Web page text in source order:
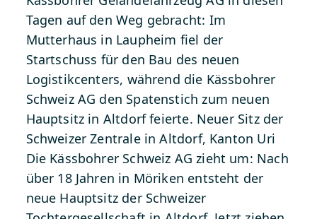
Tagen auf den Weg gebracht: Im
Mutterhaus in Laupheim fiel der
Startschuss für den Bau des neuen
Logistikcenters, während die Kässbohrer
Schweiz AG den Spatenstich zum neuen
Hauptsitz in Altdorf feierte. Neuer Sitz der
Schweizer Zentrale in Altdorf, Kanton Uri
Die Kässbohrer Schweiz AG zieht um: Nach
über 18 Jahren in Möriken entsteht der
neue Hauptsitz der Schweizer